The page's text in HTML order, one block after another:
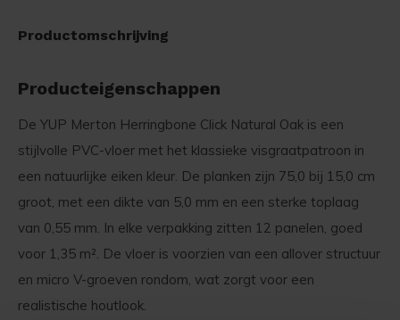
Productomschrijving
Producteigenschappen
De YUP Merton Herringbone Click Natural Oak is een
stijlvolle PVC-vloer met het klassieke visgraatpatroon in
een natuurlijke eiken kleur. De planken zijn 75,0 bij 15,0 cm
groot, met een dikte van 5,0 mm en een sterke toplaag
van 0,55 mm. In elke verpakking zitten 12 panelen, goed
voor 1,35 m². De vloer is voorzien van een allover structuur
en micro V-groeven rondom, wat zorgt voor een
realistische houtlook.